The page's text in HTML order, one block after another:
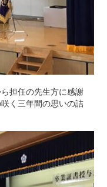
担任の先生方に感謝
く三年間の思いの詰